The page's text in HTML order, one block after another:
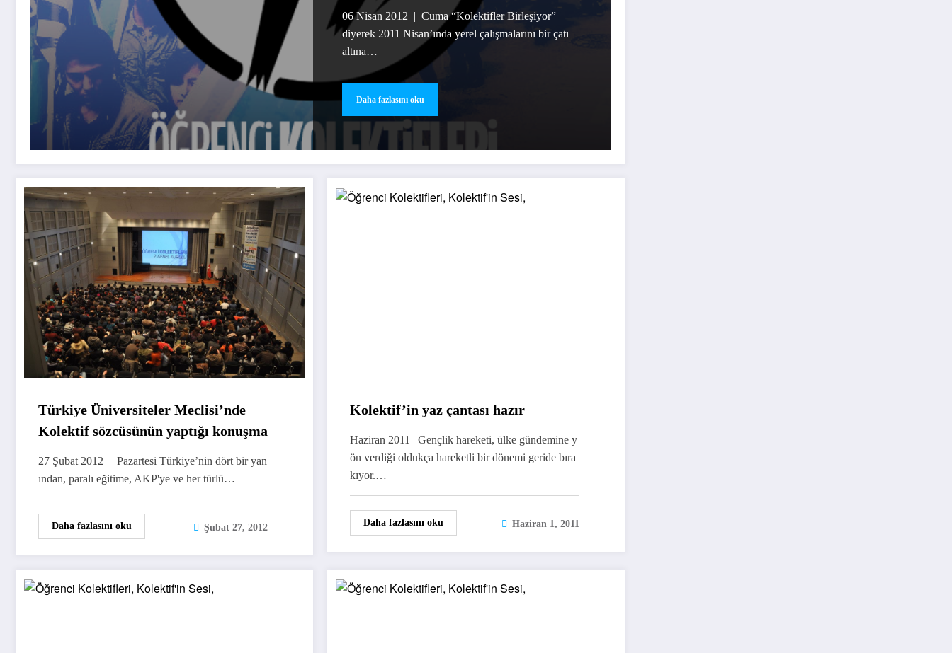
06 Nisan 2012 | Cuma “Kolektifler Birleşiyor”
diyerek 2011 Nisan’ında yerel çalışmalarını bir çatı
altına…
Daha fazlasını oku
Türkiye Üniversiteler Meclisi’nde
Kolektif sözcüsünün yaptığı konuşma
27 Şubat 2012 | Pazartesi Türkiye’nin dört bir yan
ından, paralı eğitime, AKP'ye ve her türlü…
Daha fazlasını oku Şubat 27, 2012
Kolektif’in yaz çantası hazır
Haziran 2011 | Gençlik hareketi, ülke gündemine y
ön verdiği oldukça hareketli bir dönemi geride bıra
kıyor.…
Daha fazlasını oku Haziran 1, 2011